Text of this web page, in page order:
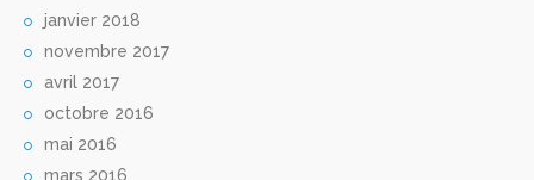
janvier 2018
novembre 2017
avril 2017
octobre 2016
mai 2016
mars 2016